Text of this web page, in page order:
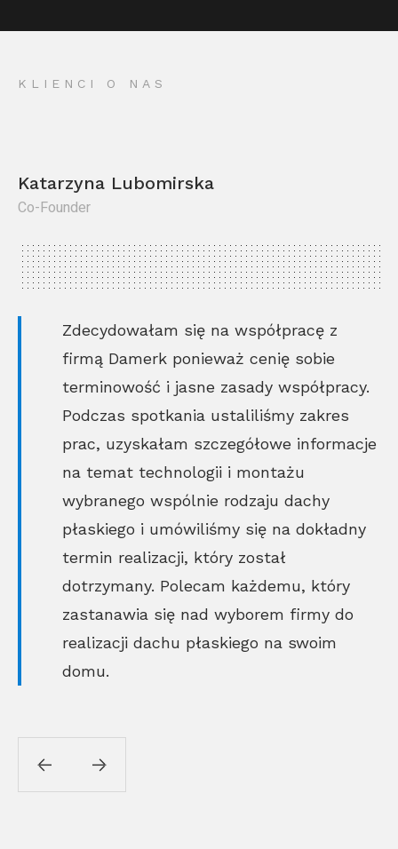
KLIENCI O NAS
Katarzyna Lubomirska
Co-Founder
Zdecydowałam się na współpracę z
firmą Damerk ponieważ cenię sobie
terminowość i jasne zasady współpracy.
Podczas spotkania ustaliliśmy zakres
prac, uzyskałam szczegółowe informacje
na temat technologii i montażu
wybranego wspólnie rodzaju dachy
płaskiego i umówiliśmy się na dokładny
termin realizacji, który został
dotrzymany. Polecam każdemu, który
zastanawia się nad wyborem firmy do
realizacji dachu płaskiego na swoim
domu.